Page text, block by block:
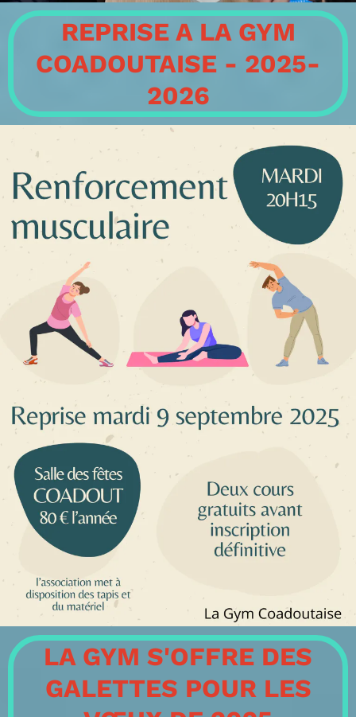
REPRISE A LA GYM
COADOUTAISE - 2025-
2026
LA GYM S'OFFRE DES
GALETTES POUR LES